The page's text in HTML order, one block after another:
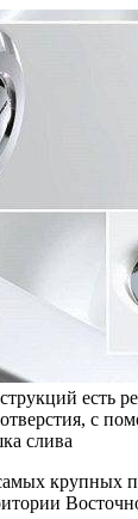
есть
с
слива
крупных